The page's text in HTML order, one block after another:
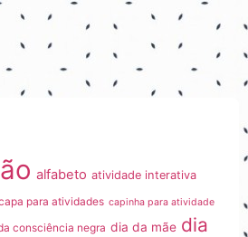
alfabeto atividade interativa
para atividades capinha para atividade
consciência negra dia da mãe dia